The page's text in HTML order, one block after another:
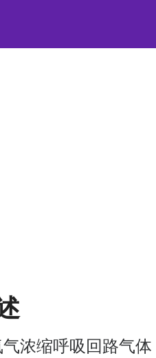
浓缩呼吸回路气体